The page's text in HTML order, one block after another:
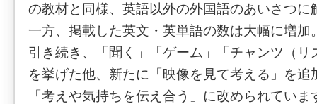
の教材と同様、英語以外の外国語のあいさつに
一方、掲載した英文・英単語の数は大幅に増加
引き続き、「聞く」「ゲーム」「チャンツ（リ
を挙げた他、新たに「映像を見て考える」を追
「考えや気持ちを伝え合う」に改められていま